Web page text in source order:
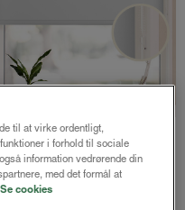
RECYCLED
Express rullegardin
recycled m/kædetræk
til at virke ordentligt,
i forhold til sociale
information vedrørende din
med det formål at
Se cookies